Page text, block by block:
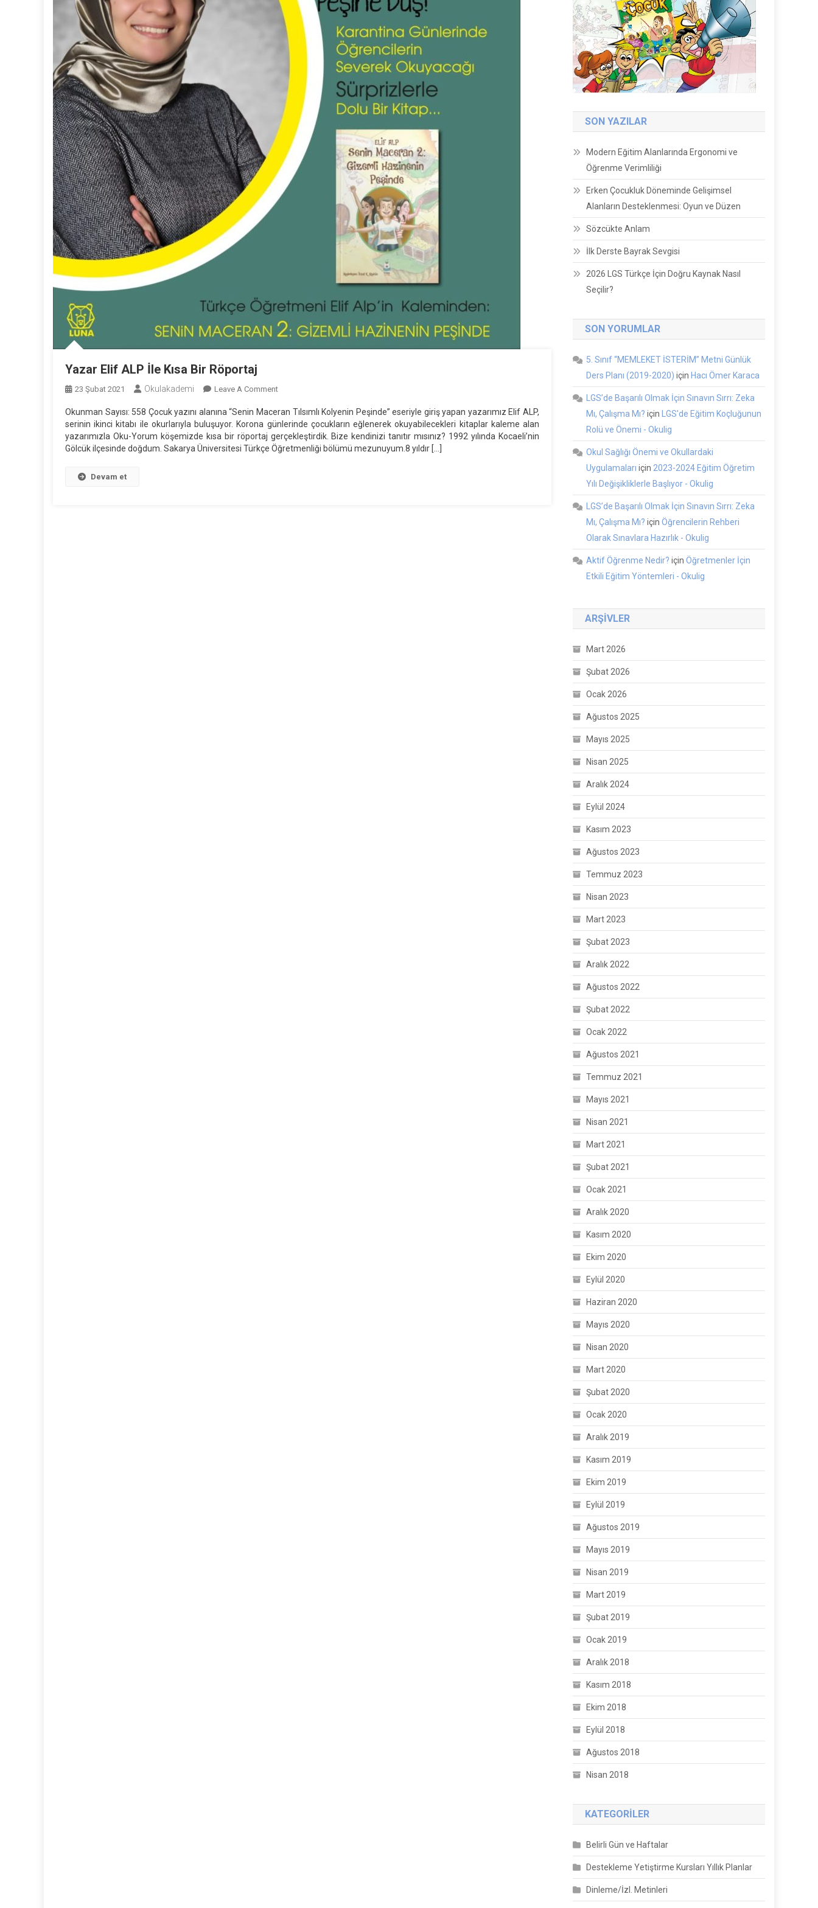
Yazar Elif ALP İle Kısa Bir Röportaj
23 Şubat 2021 Okulakademi Leave A CommentOn
Elif
İle
Okunman Sayısı: 558 Çocuk yazını alanına “Senin Maceran Tılsımlı Kolyenin Peşinde” eseriyle giriş yapan yazarımız Elif ALP,
serinin ikinci kitabı ile okurlarıyla buluşuyor. Korona günlerinde çocukların eğlenerek okuyabilecekleri kitaplar kaleme alan
yazarımızla Oku-Yorum köşemizde kısa bir röportaj gerçekleştirdik. Bize kendinizi tanıtır mısınız? 1992 yılında Kocaeli’nin
Gölcük ilçesinde doğdum. Sakarya Üniversitesi Türkçe Öğretmenliği bölümü mezunuyum.8 yıldır […]
Devam et
SON YAZILAR
Modern Eğitim Alanlarında Ergonomi ve
Öğrenme Verimliliği
Erken Çocukluk Döneminde Gelişimsel
Alanların Desteklenmesi: Oyun ve Düzen
Sözcükte Anlam
İlk Derste Bayrak Sevgisi
2026 LGS Türkçe İçin Doğru Kaynak Nasıl
Seçilir?
SON YORUMLAR
5. Sınıf “MEMLEKET İSTERİM” Metni Günlük
Ders Planı (2019-2020) için Hacı Ömer Karaca
LGS’de Başarılı Olmak İçin Sınavın Sırrı: Zeka
Mı, Çalışma Mı? için
LGS'de Eğitim Koçluğunun
Rolü ve Önemi - Okulig
Okul Sağlığı Önemi ve Okullardaki
Uygulamaları için 2023-2024 Eğitim Öğretim
Yılı Değişikliklerle Başlıyor - Okulig
LGS’de Başarılı Olmak İçin Sınavın Sırrı: Zeka
Mı, Çalışma Mı? içinÖğrencilerin Rehberi
Olarak Sınavlara Hazırlık - Okulig
Aktif Öğrenme Nedir? içinÖğretmenler İçin
Etkili Eğitim Yöntemleri - Okulig
ARŞIVLER
Mart 2026
Şubat 2026
Ocak 2026
Ağustos 2025
Mayıs 2025
Nisan 2025
Aralık 2024
Eylül 2024
Kasım 2023
Ağustos 2023
Temmuz 2023
Nisan 2023
Mart 2023
Şubat 2023
Aralık 2022
Ağustos 2022
Şubat 2022
Ocak 2022
Ağustos 2021
Temmuz 2021
Mayıs 2021
Nisan 2021
Mart 2021
Şubat 2021
Ocak 2021
Aralık 2020
Kasım 2020
Ekim 2020
Eylül 2020
Haziran 2020
Mayıs 2020
Nisan 2020
Mart 2020
Şubat 2020
Ocak 2020
Aralık 2019
Kasım 2019
Ekim 2019
Eylül 2019
Ağustos 2019
Mayıs 2019
Nisan 2019
Mart 2019
Şubat 2019
Ocak 2019
Aralık 2018
Kasım 2018
Ekim 2018
Eylül 2018
Ağustos 2018
Nisan 2018
KATEGORILER
Belirli Gün ve Haftalar
Destekleme Yetiştirme Kursları Yıllık Planlar
Dinleme/İzl. Metinleri